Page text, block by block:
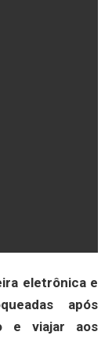
eletrônica e
após
e viajar aos